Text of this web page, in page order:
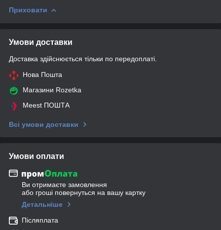
Приховати
Умови доставки
Доставка здійснюється тільки по передоплаті.
Нова Пошта
Магазини Rozetka
Meest ПОШТА
Всі умови доставки
Умови оплати
Ви отримаєте замовлення
або гроші повернуться на вашу картку
Детальніше
Післяплата